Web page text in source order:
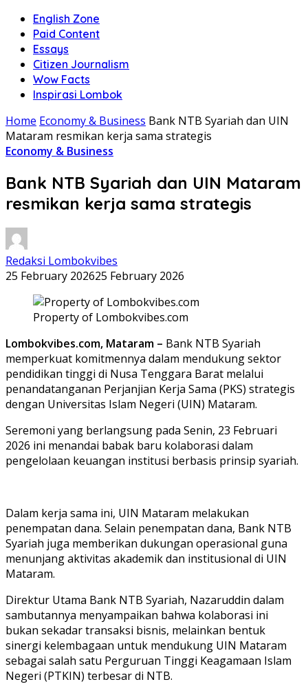
English Zone
Paid Content
Essays
Citizen Journalism
Wow Facts
Inspirasi Lombok
Home Economy & Business Bank NTB Syariah dan UIN
Mataram resmikan kerja sama strategis
Economy & Business
Bank NTB Syariah dan UIN Mataram
resmikan kerja sama strategis
Redaksi Lombokvibes
25 February 202625 February 2026
Property of Lombokvibes.com
Lombokvibes.com, Mataram – Bank NTB Syariah
memperkuat komitmennya dalam mendukung sektor
pendidikan tinggi di Nusa Tenggara Barat melalui
penandatanganan Perjanjian Kerja Sama (PKS) strategis
dengan Universitas Islam Negeri (UIN) Mataram.
Seremoni yang berlangsung pada Senin, 23 Februari
2026 ini menandai babak baru kolaborasi dalam
pengelolaan keuangan institusi berbasis prinsip syariah.
Dalam kerja sama ini, UIN Mataram melakukan
penempatan dana. Selain penempatan dana, Bank NTB
Syariah juga memberikan dukungan operasional guna
menunjang aktivitas akademik dan institusional di UIN
Mataram.
Direktur Utama Bank NTB Syariah, Nazaruddin dalam
sambutannya menyampaikan bahwa kolaborasi ini
bukan sekadar transaksi bisnis, melainkan bentuk
sinergi kelembagaan untuk mendukung UIN Mataram
sebagai salah satu Perguruan Tinggi Keagamaan Islam
Negeri (PTKIN) terbesar di NTB.